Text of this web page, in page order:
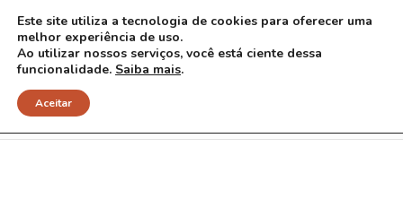
Arquivo para Tag: Ken Robinson
Este site utiliza a tecnologia de cookies para oferecer uma
melhor experiência de uso.
Ao utilizar nossos serviços, você está ciente dessa
funcionalidade. Saiba mais.
Aceitar